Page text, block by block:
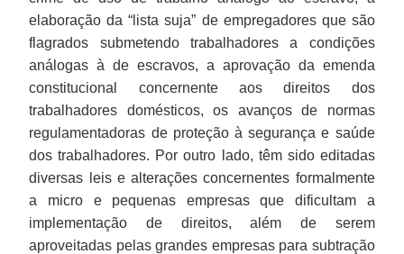
elaboração da “lista suja” de empregadores que são
flagrados submetendo trabalhadores a condições
análogas à de escravos, a aprovação da emenda
constitucional concernente aos direitos dos
trabalhadores domésticos, os avanços de normas
regulamentadoras de proteção à segurança e saúde
dos trabalhadores. Por outro lado, têm sido editadas
diversas leis e alterações concernentes formalmente
a micro e pequenas empresas que dificultam a
implementação de direitos, além de serem
aproveitadas pelas grandes empresas para subtração